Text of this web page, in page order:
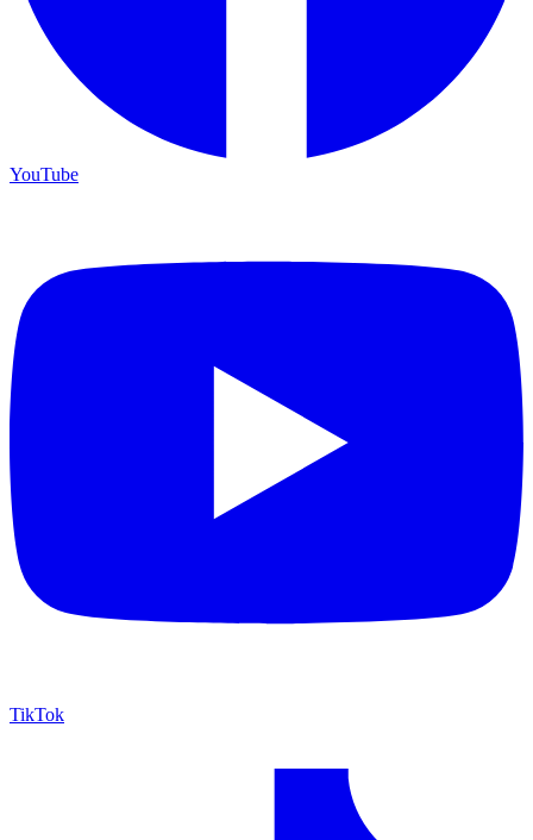
YouTube
TikTok